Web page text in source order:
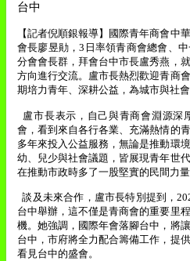
台中
【記者倪順銀報導】國際青年商會中
會長廖昱勛，3 日率領青商會總會、
分會會長群，拜會台中市長盧秀燕 ，
方向進行交流。盧市長熱烈歡迎青商
期培力青年、深耕公益，為城市與社會
盧市長表示，自己與青商會淵源深
會，看到來自各行各業、充滿熱情的
多年來投入公益服務，無論是推動環
幼、兒少與社會議題，皆展現青年世
在推動市政時多了一股堅實的民間力量
談及未來合作，盧市長特別提到，
台中舉辦，這不僅是青商會的重要里
機。她強調，國際年會落腳台中，將
台中，市府將全力配合籌備工作，提
看見台中的盛會。